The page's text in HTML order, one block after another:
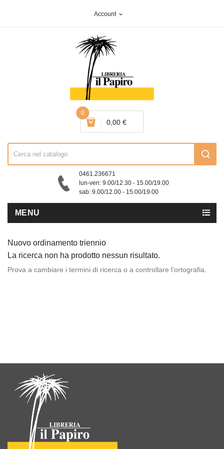
Account expand_more
0
0,00 €
0461.236671
lun-ven: 9.00/12.30 - 15.00/19.00
sab: 9.00/12.00 - 15.00/19.00
MENU
Nuovo ordinamento triennio
La ricerca non ha prodotto nessun risultato.
Prova a cambiare i termini di ricerca o a controllare l’ortografia.